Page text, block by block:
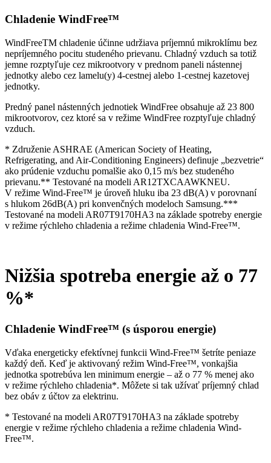
Chladenie WindFree™
WindFreeTM chladenie účinne udržiava príjemnú mikroklímu bez
nepríjemného pocitu studeného prievanu. Chladný vzduch sa totiž
jemne rozptyľuje cez mikrootvory v prednom paneli nástennej
jednotky alebo cez lamelu(y) 4-cestnej alebo 1-cestnej kazetovej
jednotky.
Predný panel nástenných jednotiek WindFree obsahuje až 23 800
mikrootvorov, cez ktoré sa v režime WindFree rozptyľuje chladný
vzduch.
* Združenie ASHRAE (American Society of Heating,
Refrigerating, and Air-Conditioning Engineers) definuje „bezvetrie“
ako prúdenie vzduchu pomalšie ako 0,15 m/s bez studeného
prievanu.** Testované na modeli AR12TXCAAWKNEU.
V režime Wind-Free™ je úroveň hluku iba 23 dB(A) v porovnaní
s hlukom 26dB(A) pri konvenčných modeloch Samsung.***
Testované na modeli AR07T9170HA3 na základe spotreby energie
v režime rýchleho chladenia a režime chladenia Wind-Free™.
Nižšia spotreba energie až o 77
%*
Chladenie WindFree™ (s úsporou energie)
Vďaka energeticky efektívnej funkcii Wind-Free™ šetríte peniaze
každý deň. Keď je aktivovaný režim Wind-Free™, vonkajšia
jednotka spotrebúva len minimum energie – až o 77 % menej ako
v režime rýchleho chladenia*. Môžete si tak užívať príjemný chlad
bez obáv z účtov za elektrinu.
* Testované na modeli AR07T9170HA3 na základe spotreby
energie v režime rýchleho chladenia a režime chladenia Wind-
Free™.